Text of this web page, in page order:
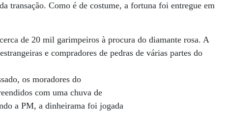
transação. Como é de costume, a fortuna foi entregue em
de 20 mil garimpeiros à procura do diamante rosa. A
e compradores de pedras de várias partes do
os moradores do
com uma chuva de
a PM, a dinheirama foi jogada